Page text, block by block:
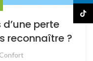
perte
reconnaître ?